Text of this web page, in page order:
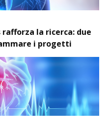
rafforza la ricerca: due
i progetti